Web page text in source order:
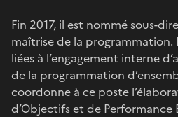
Fin 2017, il est nommé sous-
maîtrise de la programmation.
liées à l’engagement interne
de la programmation
coordonne à ce poste
d’Objectifs et de Performance